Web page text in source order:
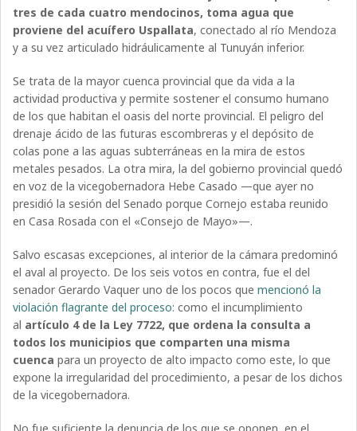
tres de cada cuatro mendocinos, toma agua que
proviene del acuífero Uspallata, conectado al río Mendoza
y a su vez articulado hidráulicamente al Tunuyán inferior.
Se trata de la mayor cuenca provincial que da vida a la
actividad productiva y permite sostener el consumo humano
de los que habitan el oasis del norte provincial. El peligro del
drenaje ácido de las futuras escombreras y el depósito de
colas pone a las aguas subterráneas en la mira de estos
metales pesados. La otra mira, la del gobierno provincial quedó
en voz de la vicegobernadora Hebe Casado —que ayer no
presidió la sesión del Senado porque Cornejo estaba reunido
en Casa Rosada con el «Consejo de Mayo»—.
Salvo escasas excepciones, al interior de la cámara predominó
el aval al proyecto. De los seis votos en contra, fue el del
senador Gerardo Vaquer uno de los pocos quemencionó la
violación flagrante del proceso: como el incumplimiento
al artículo 4 de la Ley 7722, que ordena la consulta a
todos los municipios que comparten una misma
cuenca para un proyecto de alto impacto como este, lo que
expone la irregularidad del procedimiento, a pesar de los dichos
de la vicegobernadora.
No fue suficiente la denuncia de los que se oponen, en el